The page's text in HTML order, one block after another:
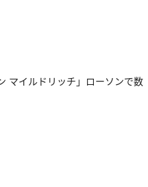
マイルドリッチ」ローソンで数